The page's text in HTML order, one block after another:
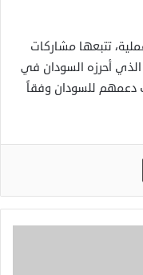
تتبعها مشاركات
الذي أحرزه السودان في
دعمهم للسودان وفقاً